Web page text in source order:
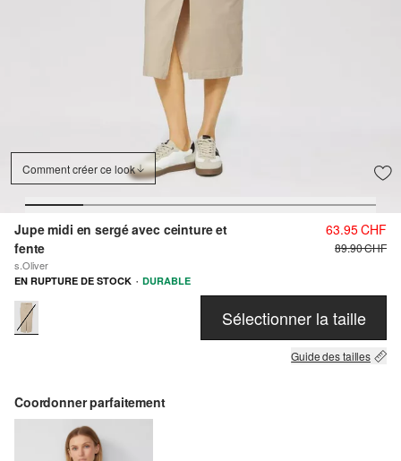
Comment créer ce look
Jupe midi en sergé avec ceinture et
fente
s.Oliver
63.95 CHF
89.90 CHF
EN RUPTURE DE STOCK · DURABLE
Sélectionner la taille
Guide des tailles
Coordonner parfaitement